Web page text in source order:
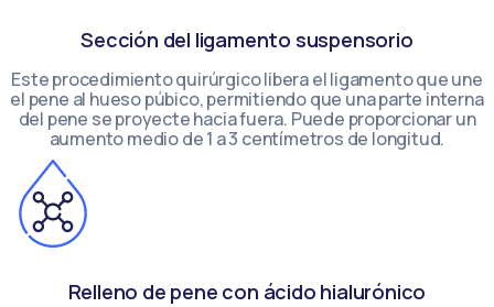
Sección del ligamento suspensorio
Este procedimiento quirúrgico libera el ligamento que une
el pene al hueso púbico, permitiendo que una parte interna
del pene se proyecte hacia fuera. Puede proporcionar un
aumento medio de 1 a 3 centímetros de longitud.
Relleno de pene con ácido hialurónico